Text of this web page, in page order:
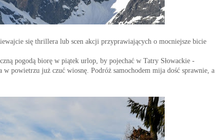
się thrillera lub scen akcji przyprawiających o mocniejsze bicie
pogodą biorę w piątek urlop, by pojechać w Tatry Słowackie -
powietrzu już czuć wiosnę. Podróż samochodem mija dość sprawnie, a